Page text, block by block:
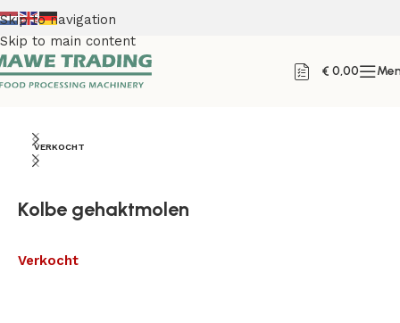
Skip to navigation
Skip to main content
€ 0,00
Home
VERKOCHT
Kolbe gehaktmolen
Verkocht